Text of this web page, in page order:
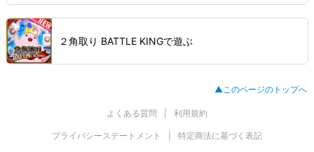
２角取り BATTLE KINGで遊ぶ
▲このページのトップへ
よくある質問 利用規約
プライバシーステートメント 特定商法に基づく表記